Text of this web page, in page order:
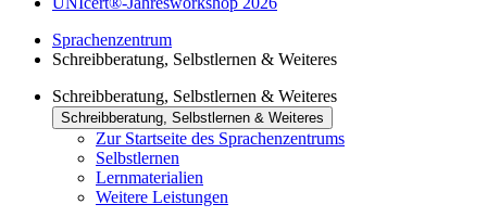
Sprachenzentrum
Schreibberatung, Selbstlernen & Weiteres
Schreibberatung, Selbstlernen & Weiteres
Schreibberatung, Selbstlernen & Weiteres
Zur Startseite des Sprachenzentrums
Selbstlernen
Lernmaterialien
Weitere Leistungen